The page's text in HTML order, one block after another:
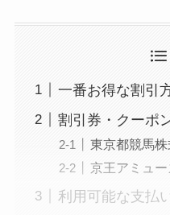
一番お得な割引
割引券・クーポ
東京都競馬
京王アミュ
利用可能な支払